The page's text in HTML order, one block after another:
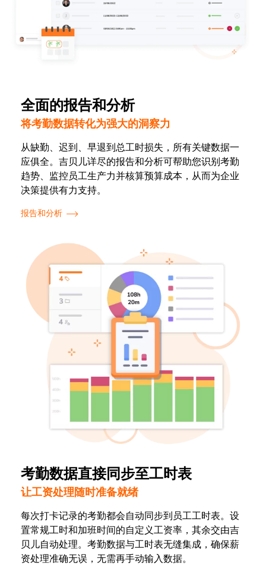
全面的报告和分析
将考勤数据转化为强大的洞察力
从缺勤、迟到、早退到总工时损失，所有关键数据一
应俱全。吉贝儿详尽的报告和分析可帮助您识别考勤
趋势、监控员工生产力并核算预算成本，从而为企业
决策提供有力支持。
报告和分析
考勤数据直接同步至工时表
让工资处理随时准备就绪
每次打卡记录的考勤都会自动同步到员工工时表。设
置常规工时和加班时间的自定义工资率，其余交由吉
贝儿自动处理。考勤数据与工时表无缝集成，确保薪
资处理准确无误，无需再手动输入数据。